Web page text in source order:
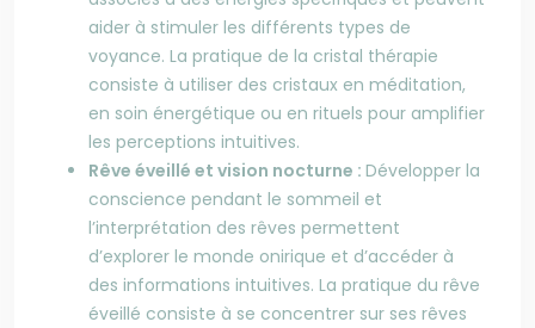
aider à stimuler les différents types de
voyance. La pratique de la cristal thérapie
consiste à utiliser des cristaux en méditation,
en soin énergétique ou en rituels pour amplifier
les perceptions intuitives.
Rêve éveillé et vision nocturne : Développer la
conscience pendant le sommeil et
l’interprétation des rêves permettent
d’explorer le monde onirique et d’accéder à
des informations intuitives. La pratique du rêve
éveillé consiste à se concentrer sur ses rêves